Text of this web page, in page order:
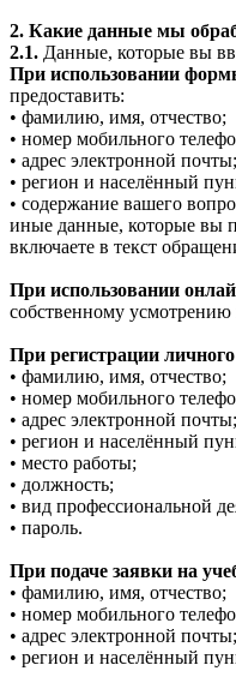
2. Какие данные мы
2.1. Данные, которые вы
При использовании
предоставить:
• фамилию, имя, отчество;
• номер мобильного
• адрес электронной почты;
• регион и населённый
• содержание вашего
иные данные, которые вы
включаете в текст
При использовании
собственному усмотрению
При регистрации
• фамилию, имя, отчество;
• номер мобильного
• адрес электронной почты;
• регион и населённый
• место работы;
• должность;
• вид профессиональной
• пароль.
При подаче заявки на
• фамилию, имя, отчество;
• номер мобильного
• адрес электронной почты;
• регион и населённый